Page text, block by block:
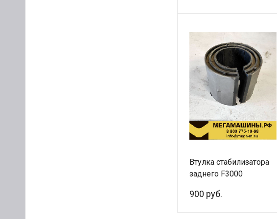
Втулка стабилизатора
заднего F3000
d=50/85х72 QINYAN
900 руб.